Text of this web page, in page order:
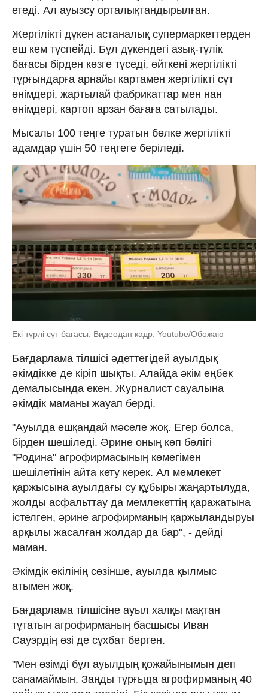
етеді. Ал ауызсу орталықтандырылған.
Жергілікті дүкен астаналық супермаркеттерден
еш кем түспейді. Бұл дүкендегі азық-түлік
бағасы бірден көзге түседі, өйткені жергілікті
тұрғындарға арнайы картамен жергілікті сүт
өнімдері, жартылай фабрикаттар мен нан
өнімдері, картоп арзан бағаға сатылады.
Мысалы 100 теңге туратын бөлке жергілікті
адамдар үшін 50 теңгеге беріледі.
Екі түрлі сүт бағасы. Видеодан кадр: Youtube/Обожаю
Бағдарлама тілшісі әдеттегідей ауылдық
әкімдікке де кіріп шықты. Алайда әкім еңбек
демалысында екен. Журналист сауалына
әкімдік маманы жауап берді.
"Ауылда ешқандай мәселе жоқ. Егер болса,
бірден шешіледі. Әрине оның көп бөлігі
"Родина" агрофирмасының көмегімен
шешілетінін айта кету керек. Ал мемлекет
қаржысына ауылдағы су құбыры жаңартылуда,
жолды асфальттау да мемлекеттің қаражатына
істелген, әрине агрофирманың қаржыландыруы
арқылы жасалған жолдар да бар", - дейді
маман.
Әкімдік өкілінің сөзінше, ауылда қылмыс
атымен жоқ.
Бағдарлама тілшісіне ауыл халқы мақтан
тұтатын агрофирманың басшысы Иван
Сауэрдің өзі де сұхбат берген.
"Мен өзімді бұл ауылдың қожайынымын деп
санамаймын. Заңды тұрғыда агрофирманың 40